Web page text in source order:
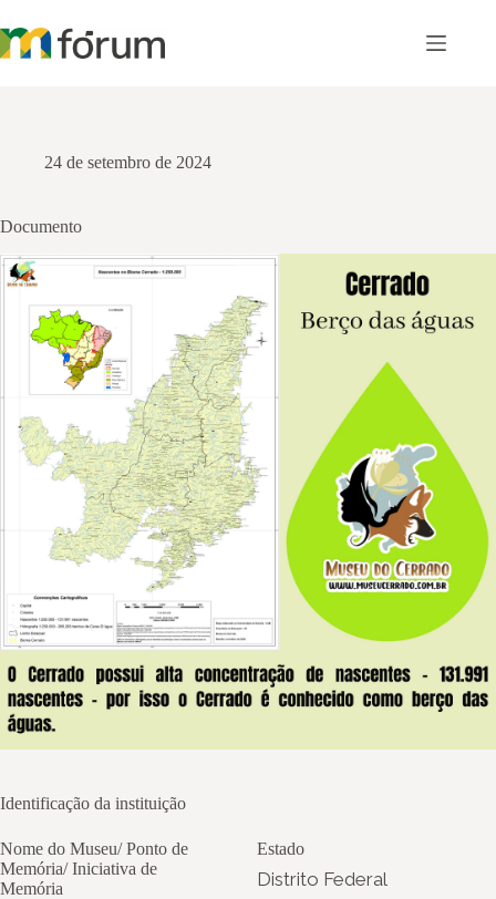
para
o
24 de setembro de 2024
Documento
Identificação da instituição
Nome do Museu/ Ponto de
Memória/ Iniciativa de
Memória
Estado
Distrito Federal